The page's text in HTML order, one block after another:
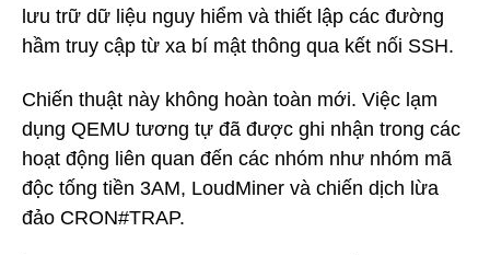
lưu trữ dữ liệu nguy hiểm và thiết lập các đường
hầm truy cập từ xa bí mật thông qua kết nối SSH.
Chiến thuật này không hoàn toàn mới. Việc lạm
dụng QEMU tương tự đã được ghi nhận trong các
hoạt động liên quan đến các nhóm như nhóm mã
độc tống tiền 3AM, LoudMiner và chiến dịch lừa
đảo CRON#TRAP.